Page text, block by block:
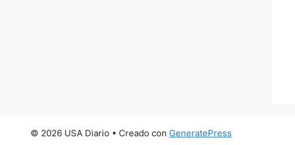
© 2026 USA Diario • Creado con GeneratePress